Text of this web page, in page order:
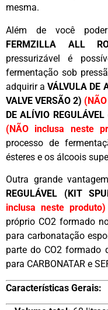
mesma.
Além de você
FERMZILLA ALL
pressurizável é
fermentação sob
adquirir aVÁLVULA DE
VALVE VERSÃO 2)
DE ALÍVIO
(NÃO inclusa neste
processo de
ésteres e os álcoois
Outra grande
REGULÁVEL (KIT
inclusa neste produto)
próprio CO2 formado
para carbonatação
parte do CO2 formado
para CARBONATAR e
Características Gerais: